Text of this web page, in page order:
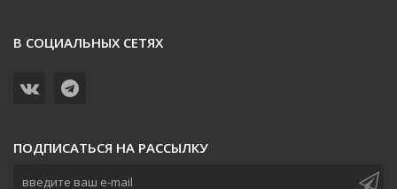
В СОЦИАЛЬНЫХ СЕТЯХ
ПОДПИСАТЬСЯ НА РАССЫЛКУ